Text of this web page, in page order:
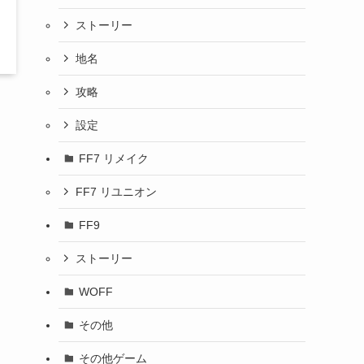
ストーリー
地名
攻略
設定
FF7 リメイク
FF7 リユニオン
FF9
ストーリー
WOFF
その他
その他ゲーム